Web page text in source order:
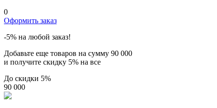
0
Оформить заказ
-5% на любой заказ!
Добавьте еще товаров на сумму 90 000
и получите скидку 5% на все
До скидки 5%
90 000